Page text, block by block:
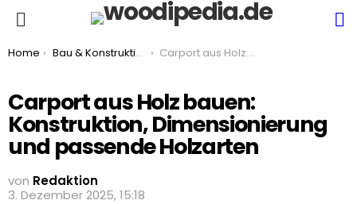
You are here:
Home Bau & Konstruktion Carport aus Holz bauen: Konstruktion, Dimensionierung und passende Holzarten
Carport aus Holz bauen:
Konstruktion, Dimensionierung
und passende Holzarten
von Redaktion
3. Dezember 2025, 15:18